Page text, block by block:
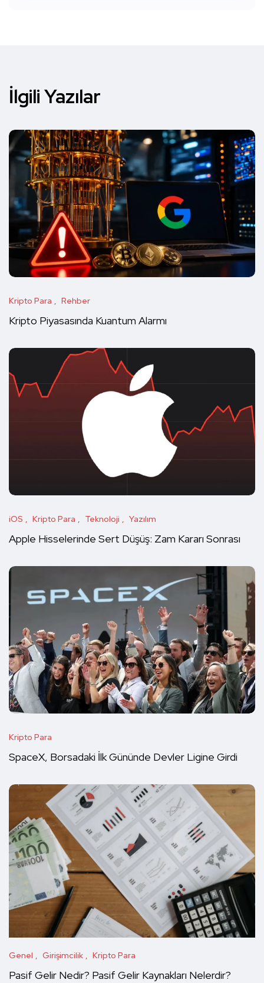
İlgili Yazılar
Kripto Para Rehber
Kripto Piyasasında Kuantum Alarmı
iOS Kripto Para Teknoloji Yazılım
Apple Hisselerinde Sert Düşüş: Zam Kararı Sonrası
Kripto Para
SpaceX, Borsadaki İlk Gününde Devler Ligine Girdi
Genel Girişimcilik Kripto Para
Pasif Gelir Nedir? Pasif Gelir Kaynakları Nelerdir?